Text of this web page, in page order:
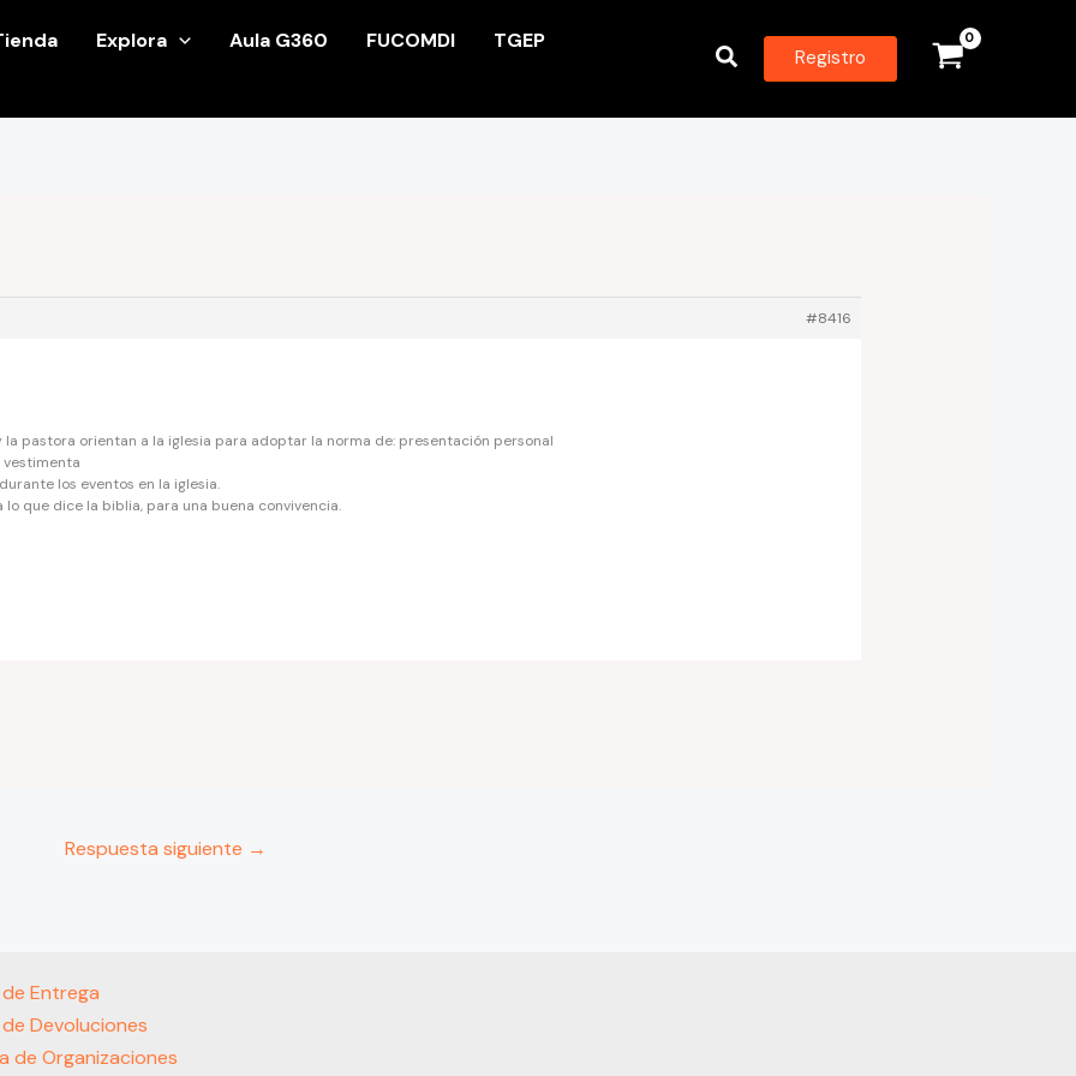
Explora Aula G360 FUCOMDI
TGEP
Buscar Registro
#8416
la pastora orientan a la iglesia para adoptar la norma de: presentación personal
vestimenta
los eventos en la iglesia.
lo que dice la biblia, para una buena convivencia.
Respuesta siguiente →
Entrega
Devoluciones
de Organizaciones